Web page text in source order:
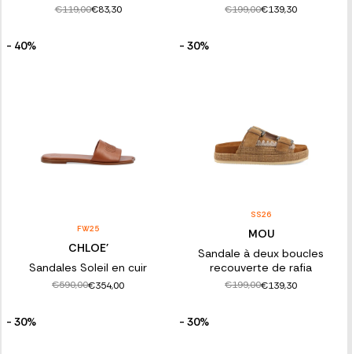
€119,00€83,30 €199,00€139,30
- 40%
FW25
CHLOE'
Sandales Soleil en cuir
€590,00€354,00
- 30%
SS26
MOU
Sandale à deux boucles
recouverte de rafia
€199,00€139,30
- 30% - 30%